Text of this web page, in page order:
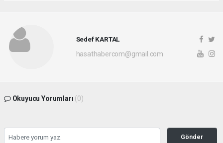
Sedef KARTAL
hasathabercom@gmail.com
Okuyucu Yorumları (0)
Gönder